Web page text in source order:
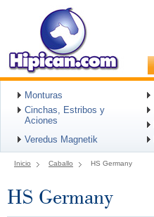
Monturas
Cinchas, Estribos y
Aciones
Veredus Magnetik
Inicio Caballo HS Germany
HS Germany